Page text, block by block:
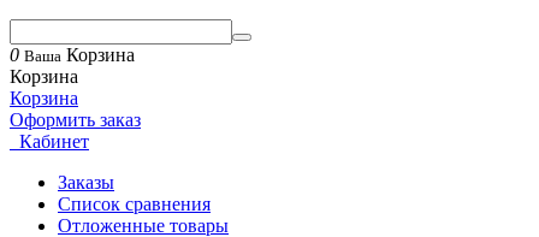
0 Ваша Корзина
Корзина
Корзина
Оформить заказ
Кабинет
Заказы
Список сравнения
Отложенные товары